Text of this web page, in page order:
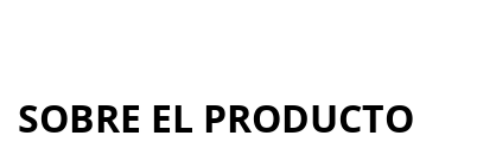
SOBRE EL PRODUCTO